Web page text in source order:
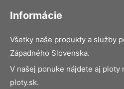
Informácie
Všetky naše produkty a služby
Západného Slovenska.
V našej ponuke nájdete aj ploty
ploty.sk.